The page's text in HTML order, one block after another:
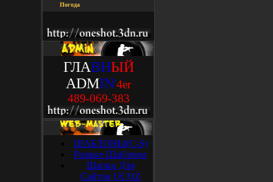
Погода
ГЛАВНЫЙ
ADMIN'4er
489-069-383
ШАБЛОНЫ(C-S)
Разные Шаблоны
Шапки Для
Сайтов UCOZ